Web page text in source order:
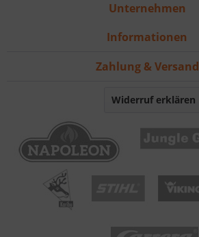
Unternehmen
Informationen
Zahlung & Versand
Widerruf erklären